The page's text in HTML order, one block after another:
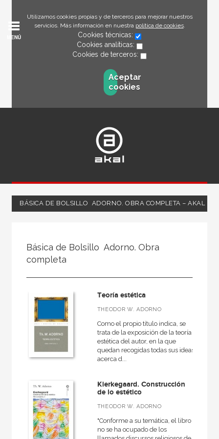
Utilizamos cookies propias y de terceros para mejorar nuestros
servicios. Más información en nuestra política de cookies.
Cookies técnicas:
Cookies analíticas:
Cookies de terceros:
Aceptar
cookies
MENÚ
BÁSICA DE BOLSILLO  ADORNO. OBRA COMPLETA – AKAL
Ciencias humanas y sociales
Moderna
Filosofía y crítica de la cultura
Contemporánea
Básica de Bolsillo  Adorno. Obra
completa
Teoría estética
THEODOR W. ADORNO
Como el propio título indica, se
trata de la exposición de la teoría
estética del autor, en la que
quedan recogidas todas sus ideas
acerca d...
Kierkegaard. Construcción
de lo estético
THEODOR W. ADORNO
"Conforme a su temática, el libro
no se ha ocupado de los